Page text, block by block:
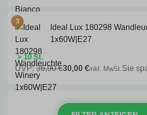
Ideal Lux 180298
1x60W|E27
> 10 St.
UVP:36,90 €30,00 €inkl. MwSt. Sie